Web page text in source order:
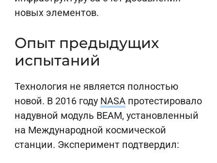
новых элементов.
Опыт предыдущих
испытаний
Технология не является полностью
новой. В 2016 году NASA протестировало
надувной модуль BEAM, установленный
на Международной космической
станции. Эксперимент подтвердил: